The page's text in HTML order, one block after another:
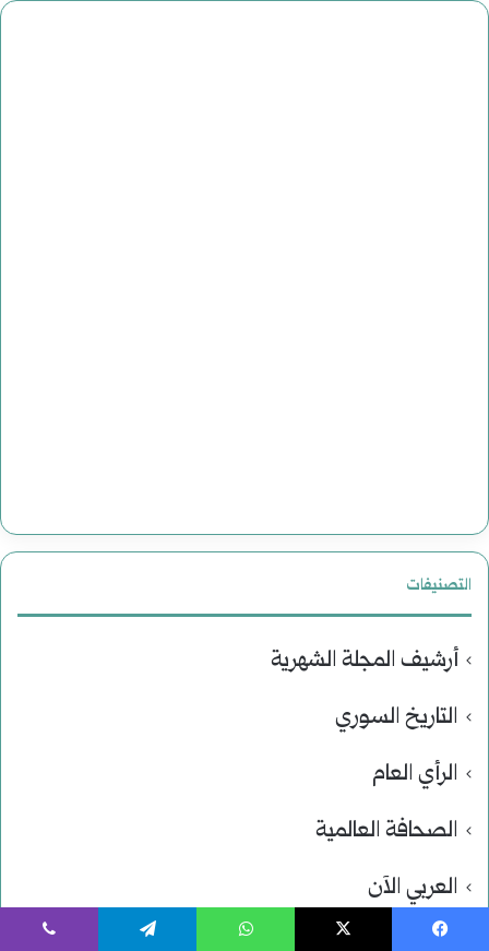
التصنيفات
أرشيف المجلة الشهرية
التاريخ السوري
الرأي العام
الصحافة العالمية
العربي الآن